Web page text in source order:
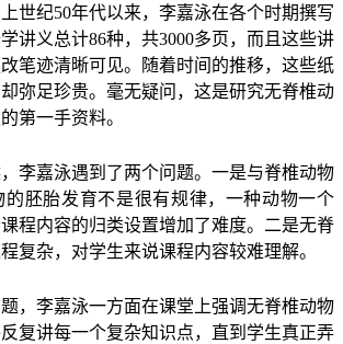
世纪50年代以来，李嘉泳在各个时期撰写
讲义总计86种，共3000多页，而且这些讲
笔迹清晰可见。随着时间的推移，这些纸
弥足珍贵。毫无疑问，这是研究无脊椎动
第一手资料。
李嘉泳遇到了两个问题。一是与脊椎动物
的胚胎发育不是很有规律，一种动物一个
程内容的归类设置增加了难度。二是无脊
复杂，对学生来说课程内容较难理解。
，李嘉泳一方面在课堂上强调无脊椎动物
复讲每一个复杂知识点，直到学生真正弄